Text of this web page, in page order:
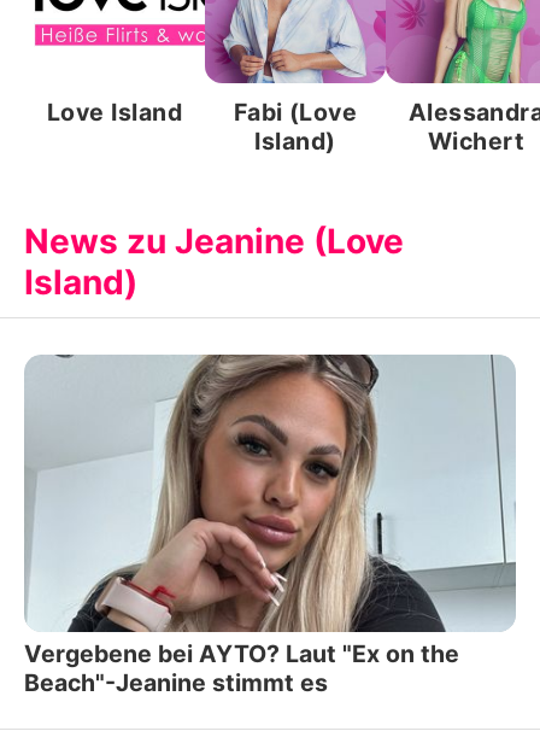
Love Island
Fabi (Love
Island)
Wichert
News zu Jeanine (Love
Island)
Vergebene bei AYTO? Laut "Ex on the
Beach"-Jeanine stimmt es